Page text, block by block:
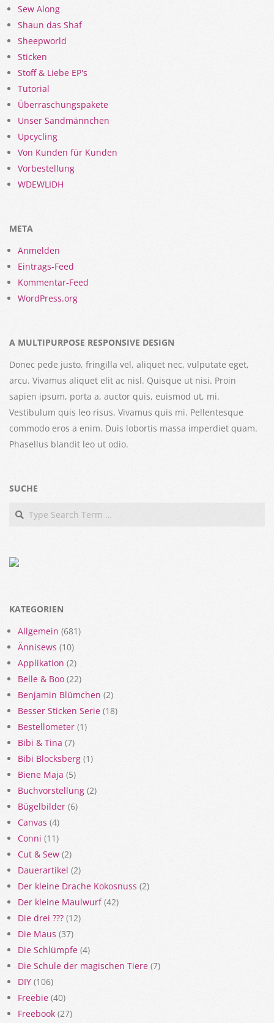
Sew Along
Shaun das Shaf
Sheepworld
Sticken
Stoff & Liebe EP's
Tutorial
Überraschungspakete
Unser Sandmännchen
Upcycling
Von Kunden für Kunden
Vorbestellung
WDEWLIDH
META
Anmelden
Eintrags-Feed
Kommentar-Feed
WordPress.org
A MULTIPURPOSE RESPONSIVE DESIGN
Donec pede justo, fringilla vel, aliquet nec, vulputate eget,
arcu. Vivamus aliquet elit ac nisl. Quisque ut nisi. Proin
sapien ipsum, porta a, auctor quis, euismod ut, mi.
Vestibulum quis leo risus. Vivamus quis mi. Pellentesque
commodo eros a enim. Duis lobortis massa imperdiet quam.
Phasellus blandit leo ut odio.
SUCHE
Search
KATEGORIEN
Allgemein (681)
Ännisews (10)
Applikation (2)
Belle & Boo (22)
Benjamin Blümchen (2)
Besser Sticken Serie (18)
Bestellometer (1)
Bibi & Tina (7)
Bibi Blocksberg (1)
Biene Maja (5)
Buchvorstellung (2)
Bügelbilder (6)
Canvas (4)
Conni (11)
Cut & Sew (2)
Dauerartikel (2)
Der kleine Drache Kokosnuss (2)
Der kleine Maulwurf(42)
Die drei ??? (12)
Die Maus (37)
Die Schlümpfe (4)
Die Schule der magischen Tiere (7)
DIY (106)
Freebie (40)
Freebook (27)